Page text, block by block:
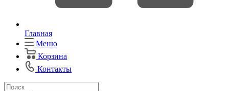
Главная
Меню
Корзина
Контакты